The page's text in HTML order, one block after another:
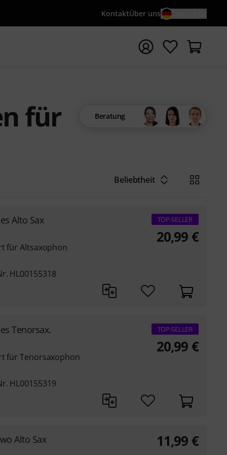
KontaktÜber uns
mit Suchwort {searchTerm} starten
für
Beratung
Beliebtheit
Alto Sax
für Altsaxophon
HL00155318
TOP-SELLER
20,99 €
Tenorsax.
für Tenorsaxophon
HL00155319
TOP-SELLER
20,99 €
Alto Sax 11,99 €